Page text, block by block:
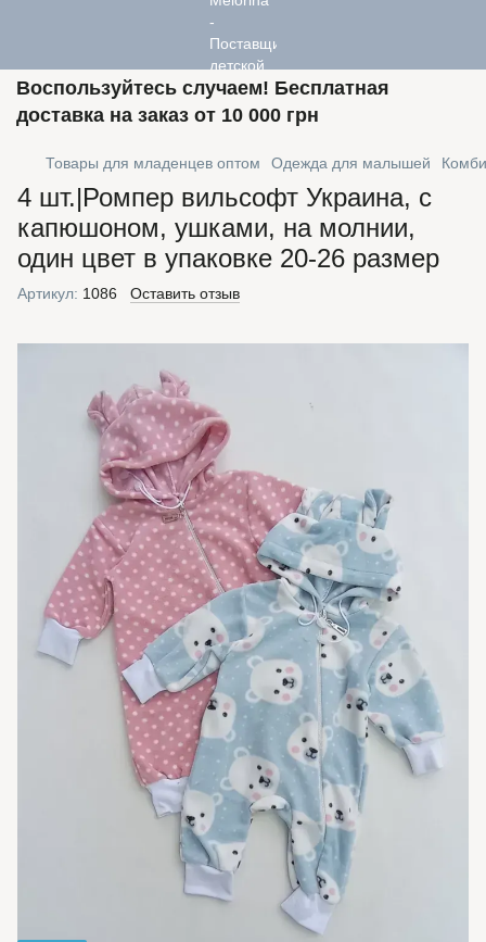
Воспользуйтесь случаем! Бесплатная
доставка на заказ от 10 000 грн
Товары для младенцев оптом Одежда для малышей
4 шт.|Ромпер вильсофт Украина, с
капюшоном, ушками, на молнии,
один цвет в упаковке 20-26 размер
Артикул: 1086 Оставить отзыв